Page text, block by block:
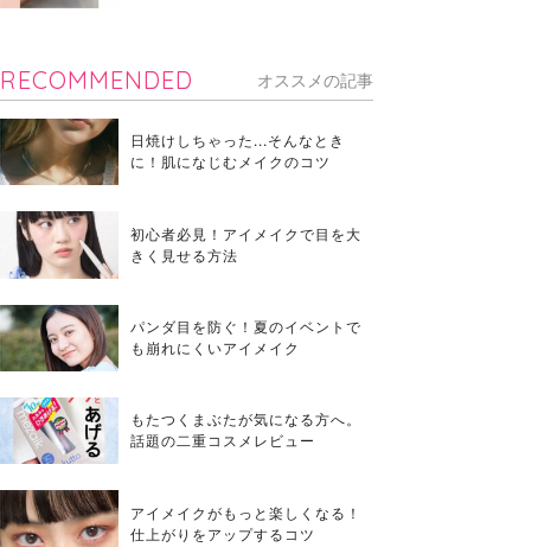
RECOMMENDED オススメの記事
日焼けしちゃった...そんなとき
に！肌になじむメイクのコツ
初心者必見！アイメイクで目を大
きく見せる方法
パンダ目を防ぐ！夏のイベントで
も崩れにくいアイメイク
もたつくまぶたが気になる方へ。
話題の二重コスメレビュー
アイメイクがもっと楽しくなる！
仕上がりをアップするコツ